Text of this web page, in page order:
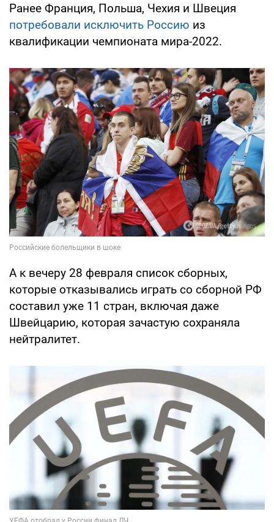
Ранее Франция, Польша, Чехия и Швеция
потребовали исключить Россию из
квалификации чемпионата мира-2022.
А к вечеру 28 февраля список сборных,
которые отказывались играть со сборной РФ
составил уже 11 стран, включая даже
Швейцарию, которая зачастую сохраняла
нейтралитет.